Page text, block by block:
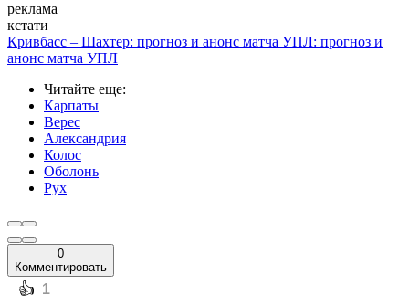
реклама
кстати
Кривбасс – Шахтер: прогноз и анонс матча УПЛ: прогноз и
анонс матча УПЛ
Читайте еще:
Карпаты
Верес
Александрия
Колос
Оболонь
Рух
0
Комментировать
️👍 1